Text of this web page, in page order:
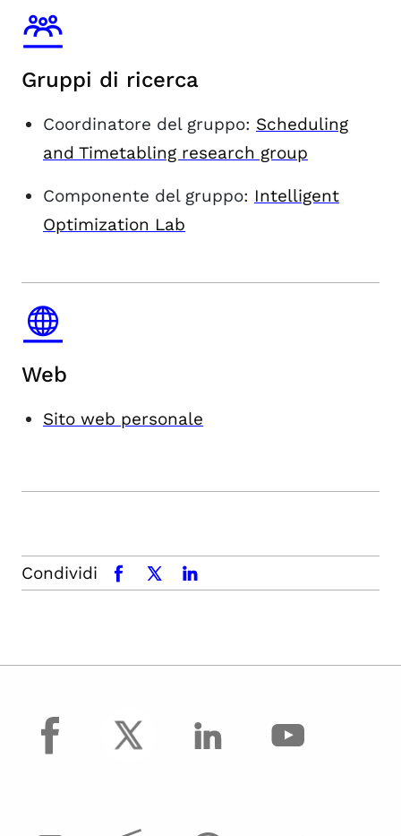
Gruppi di ricerca
Coordinatore del gruppo: Scheduling
and Timetabling research group
Componente del gruppo: Intelligent
Optimization Lab
Web
Sito web personale
Condividi facebookx.comlinkedin
facebook